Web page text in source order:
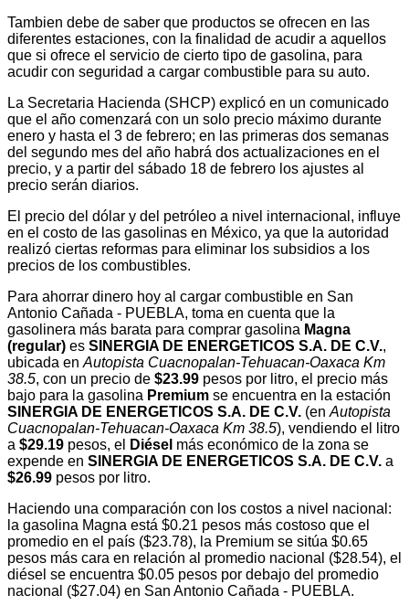
Tambien debe de saber que productos se ofrecen en las
diferentes estaciones, con la finalidad de acudir a aquellos
que si ofrece el servicio de cierto tipo de gasolina, para
acudir con seguridad a cargar combustible para su auto.
La Secretaria Hacienda (SHCP) explicó en un comunicado
que el año comenzará con un solo precio máximo durante
enero y hasta el 3 de febrero; en las primeras dos semanas
del segundo mes del año habrá dos actualizaciones en el
precio, y a partir del sábado 18 de febrero los ajustes al
precio serán diarios.
El precio del dólar y del petróleo a nivel internacional, influye
en el costo de las gasolinas en México, ya que la autoridad
realizó ciertas reformas para eliminar los subsidios a los
precios de los combustibles.
Para ahorrar dinero hoy al cargar combustible en San
Antonio Cañada - PUEBLA, toma en cuenta que la
gasolinera más barata para comprar gasolina Magna
(regular) es SINERGIA DE ENERGETICOS S.A. DE C.V.,
ubicada en Autopista Cuacnopalan-Tehuacan-Oaxaca Km
38.5, con un precio de $23.99 pesos por litro, el precio más
bajo para la gasolina Premium se encuentra en la estación
SINERGIA DE ENERGETICOS S.A. DE C.V. (en Autopista
Cuacnopalan-Tehuacan-Oaxaca Km 38.5), vendiendo el litro
a $29.19 pesos, el Diésel más económico de la zona se
expende en SINERGIA DE ENERGETICOS S.A. DE C.V. a
$26.99 pesos por litro.
Haciendo una comparación con los costos a nivel nacional:
la gasolina Magna está $0.21 pesos más costoso que el
promedio en el país ($23.78), la Premium se sitúa $0.65
pesos más cara en relación al promedio nacional ($28.54), el
diésel se encuentra $0.05 pesos por debajo del promedio
nacional ($27.04) en San Antonio Cañada - PUEBLA.